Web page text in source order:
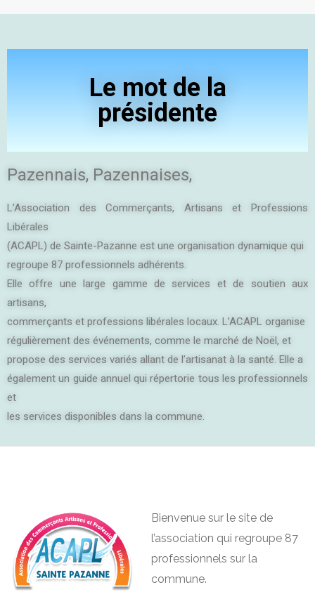
Le mot de la
présidente
Pazennais, Pazennaises,
L’Association des Commerçants, Artisans et Professions
Libérales
(ACAPL) de Sainte-Pazanne est une organisation dynamique qui
regroupe 87 professionnels adhérents.
Elle offre une large gamme de services et de soutien aux
artisans,
commerçants et professions libérales locaux. L’ACAPL organise
régulièrement des événements, comme le marché de Noël, et
propose des services variés allant de l’artisanat à la santé. Elle a
également un guide annuel qui répertorie tous les professionnels
et
les services disponibles dans la commune.
Bienvenue sur le site de
l’association qui regroupe 87
professionnels sur la
commune.